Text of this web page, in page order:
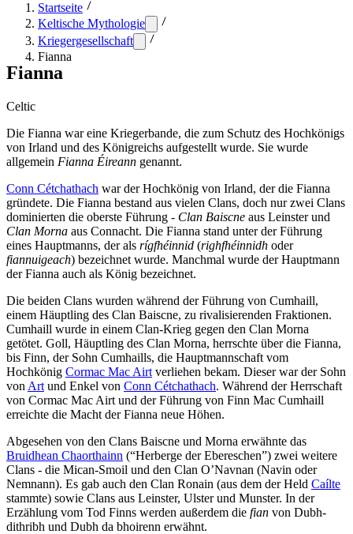
Startseite
Keltische Mythologie
Kriegergesellschaft
Fianna
Fianna
Celtic
Die Fianna war eine Kriegerbande, die zum Schutz des Hochkönigs
von Irland und des Königreichs aufgestellt wurde. Sie wurde
allgemein Fianna Éireann genannt.
Conn Cétchathach war der Hochkönig von Irland, der die Fianna
gründete. Die Fianna bestand aus vielen Clans, doch nur zwei Clans
dominierten die oberste Führung - Clan Baiscne aus Leinster und
Clan Morna aus Connacht. Die Fianna stand unter der Führung
eines Hauptmanns, der als rígfhéinnid (righfhéinnidh oder
fiannuigeach) bezeichnet wurde. Manchmal wurde der Hauptmann
der Fianna auch als König bezeichnet.
Die beiden Clans wurden während der Führung von Cumhaill,
einem Häuptling des Clan Baiscne, zu rivalisierenden Fraktionen.
Cumhaill wurde in einem Clan-Krieg gegen den Clan Morna
getötet. Goll, Häuptling des Clan Morna, herrschte über die Fianna,
bis Finn, der Sohn Cumhaills, die Hauptmannschaft vom
Hochkönig Cormac Mac Airt verliehen bekam. Dieser war der Sohn
von Art und Enkel von Conn Cétchathach. Während der Herrschaft
von Cormac Mac Airt und der Führung von Finn Mac Cumhaill
erreichte die Macht der Fianna neue Höhen.
Abgesehen von den Clans Baiscne und Morna erwähnte das
Bruidhean Chaorthainn (“Herberge der Ebereschen”) zwei weitere
Clans - die Mican-Smoil und den Clan O’Navnan (Navin oder
Nemnann). Es gab auch den Clan Ronain (aus dem der Held Caílte
stammte) sowie Clans aus Leinster, Ulster und Munster. In der
Erzählung vom Tod Finns werden außerdem die fian von Dubh-
dithribh und Dubh da bhoirenn erwähnt.